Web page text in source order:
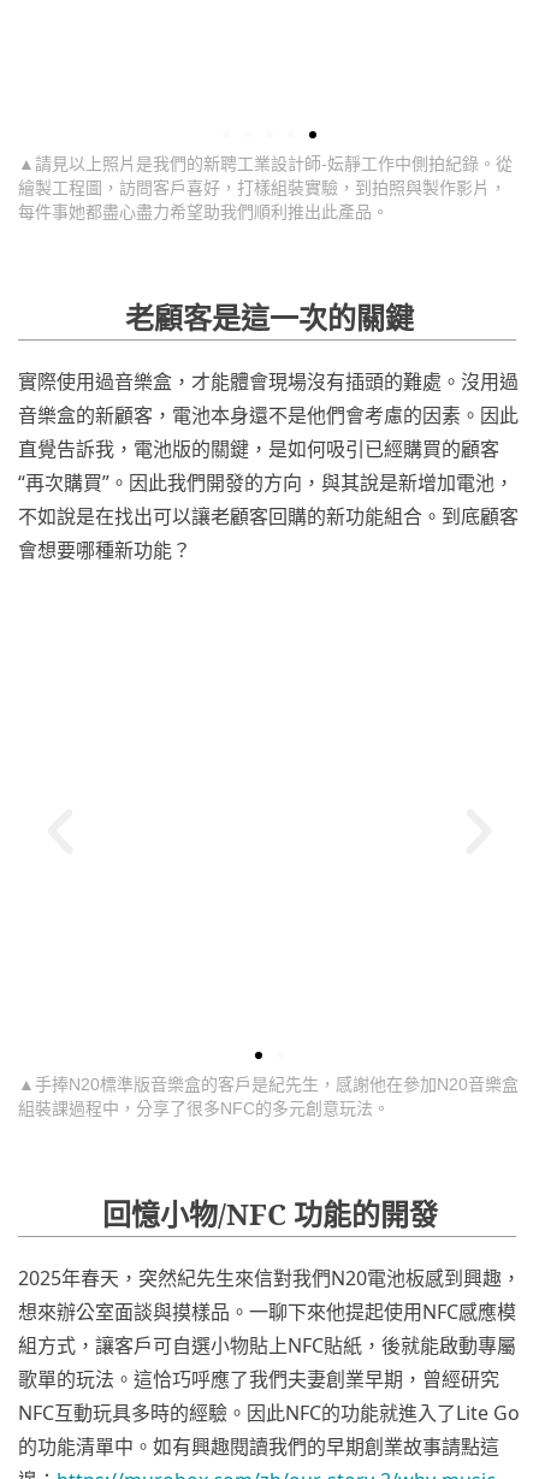
▲請見以上照片是我們的新聘工業設計師-妘靜工作中側拍紀錄。從
繪製工程圖，訪問客戶喜好，打樣組裝實驗，到拍照與製作影片，
每件事她都盡心盡力希望助我們順利推出此產品。
老顧客是這一次的關鍵
實際使用過音樂盒，才能體會現場沒有插頭的難處。沒用過
音樂盒的新顧客，電池本身還不是他們會考慮的因素。因此
直覺告訴我，電池版的關鍵，是如何吸引已經購買的顧客
“再次購買”。因此我們開發的方向，與其說是新增加電池，
不如說是在找出可以讓老顧客回購的新功能組合。到底顧客
會想要哪種新功能？
▲手捧N20標準版音樂盒的客戶是紀先生，感謝他在參加N20音樂盒
組裝課過程中，分享了很多NFC的多元創意玩法。
回憶小物/NFC 功能的開發
2025年春天，突然紀先生來信對我們N20電池板感到興趣，
想來辦公室面談與摸樣品。一聊下來他提起使用NFC感應模
組方式，讓客戶可自選小物貼上NFC貼紙，後就能啟動專屬
歌單的玩法。這恰巧呼應了我們夫妻創業早期，曾經研究
NFC互動玩具多時的經驗。因此NFC的功能就進入了Lite Go
的功能清單中。如有興趣閱讀我們的早期創業故事請點這